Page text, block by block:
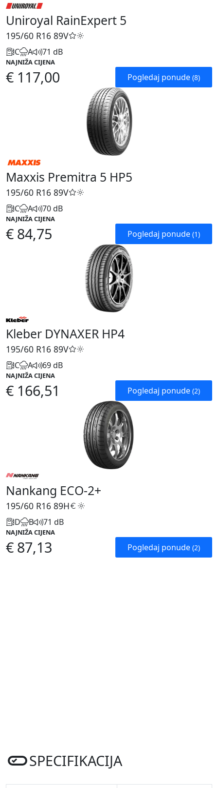
Uniroyal RainExpert 5
195/60 R16 89V
C A 71 dB
NAJNIŽA CIJENA
€ 117,00 Pogledaj ponude (8)
Maxxis Premitra 5 HP5
195/60 R16 89V
C A 70 dB
NAJNIŽA CIJENA
€ 84,75 Pogledaj ponude (1)
Kleber DYNAXER HP4
195/60 R16 89V
C A 69 dB
NAJNIŽA CIJENA
€ 166,51 Pogledaj ponude (2)
Nankang ECO-2+
195/60 R16 89H
D B 71 dB
NAJNIŽA CIJENA
€ 87,13 Pogledaj ponude (2)
SPECIFIKACIJA